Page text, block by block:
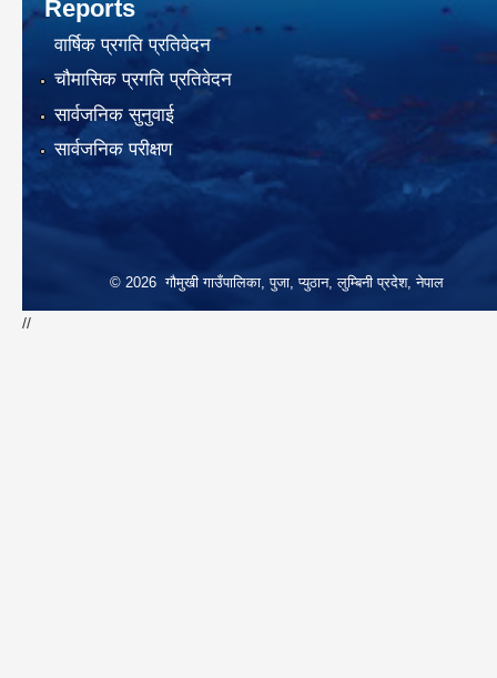
Reports
वार्षिक प्रगति प्रतिवेदन
चौमासिक प्रगति प्रतिवेदन
सार्वजनिक सुनुवाई
सार्वजनिक परीक्षण
© 2026 गौमुखी गाउँपालिका, पुजा, प्युठान, लुम्बिनी प्रदेश, नेपाल
//